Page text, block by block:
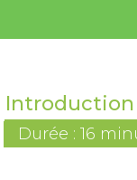
Introduction
Durée : 16